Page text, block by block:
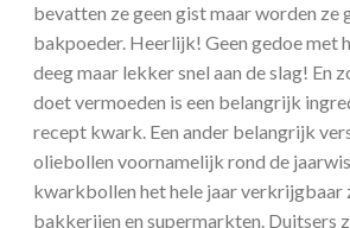
bevatten ze geen gist maar worden ze
bakpoeder. Heerlijk! Geen gedoe met
deeg maar lekker snel aan de slag! En
doet vermoeden is een belangrijk
recept kwark. Een ander belangrijk
oliebollen voornamelijk rond de
kwarkbollen het hele jaar verkrijgbaar
bakkerijen en supermarkten. Duitsers